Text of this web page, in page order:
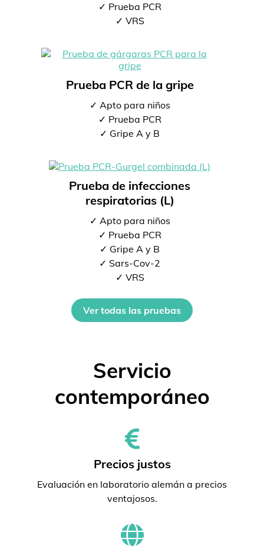
✓ Prueba PCR
✓ VRS
Prueba PCR de la gripe
✓ Apto para niños
✓ Prueba PCR
✓ Gripe A y B
Prueba de infecciones
respiratorias (L)
✓ Apto para niños
✓ Prueba PCR
✓ Gripe A y B
✓ Sars-Cov-2
✓ VRS
Ver todas las pruebas
Servicio
contemporáneo
Precios justos
Evaluación en laboratorio alemán a precios
ventajosos.